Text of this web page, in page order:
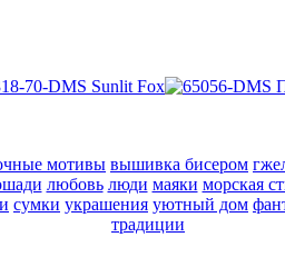
мотивы вышивка бисером
любовь люди маяки морская
сумки украшения уютный дом
традиции